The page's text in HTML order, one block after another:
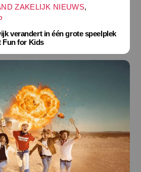
ZAKELIJK NIEUWS,
verandert in één grote speelplek
Fun for Kids